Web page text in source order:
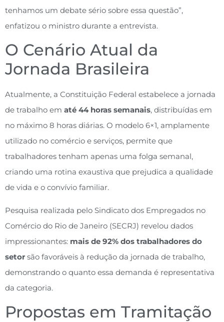
tenhamos um debate sério sobre essa questão”,
enfatizou o ministro durante a entrevista.
O Cenário Atual da
Jornada Brasileira
Atualmente, a Constituição Federal estabelece a jornada
de trabalho em até 44 horas semanais, distribuídas em
no máximo 8 horas diárias. O modelo 6×1, amplamente
utilizado no comércio e serviços, permite que
trabalhadores tenham apenas uma folga semanal,
criando uma rotina exaustiva que prejudica a qualidade
de vida e o convívio familiar.
Pesquisa realizada pelo Sindicato dos Empregados no
Comércio do Rio de Janeiro (SECRJ) revelou dados
impressionantes: mais de 92% dos trabalhadores do
setor são favoráveis à redução da jornada de trabalho,
demonstrando o quanto essa demanda é representativa
da categoria.
Propostas em Tramitação